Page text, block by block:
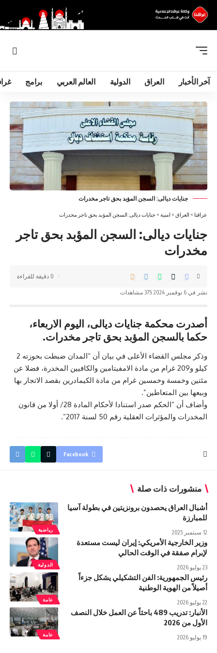
آخر الأخبار العراق الدولية العالم العربي برامج
جنايات ديالى: السجن المؤبد بحق تاجر مخدرات
عراقنا > العراق > امنية > جنايات ديالى: السجن المؤبد بحق تاجر مخدرات
جنايات ديالى: السجن المؤبد بحق تاجر
مخدرات
نشر في 6 نوفمبر 2024 375 مشاهدات
0 دقيقة للقراءة
أصدرت محكمة جنايات ديالى، اليوم الاربعاء،
حكما بالسجن المؤبد بحق تاجر مخدرات.
وذكر مجلس القضاء الأعلى في بيان أن “المدان ضبطت بحوزته 2
كيلو و209 غرام من مادة الامفيتامين والكافيين المخدرة، فضلا عن
مئتين وخمسة وخمسين غرام من مادة الكيمادرين بقصد الاتجار بها
وبيعها بين المتعاطين”.
وأضاف أن “الحكم صدر استنادا لأحكام المادة 28/ أولا من قانون
المخدرات والمؤثرات العقلية رقم 50 لسنة 2017”.
Facebook
منشورات ذات صلة
رياضية
أشبال العراق يحصدون برونزيتين في بطولة آسيا
للمبارزة
12 سبتمبر 2025
الدولية
وزير الخارجية الأمريكي: إيران ليست مستعدة
لإبرام صفقة في الوقت الحالي
23 يوليو 2026
عامة
رئيس الجمهورية: الفن التشكيلي يشكل جزءاً
أصيلاً من الهوية الوطنية
22 يوليو 2026
عامة
الأنبار: تدريب 489 باحثاً عن العمل خلال النصف
الأول من 2026
19 يوليو 2026